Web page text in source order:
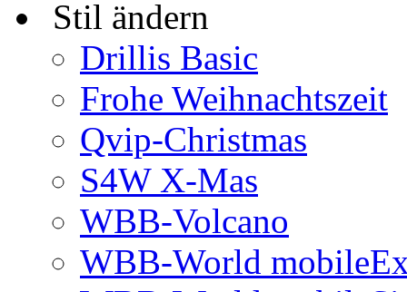
Stil ändern
Drillis Basic
Frohe Weihnachtszeit
Qvip-Christmas
S4W X-Mas
WBB-Volcano
WBB-World